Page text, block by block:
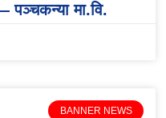
पञ्चकन्या मा.वि.
BANNER NEWS